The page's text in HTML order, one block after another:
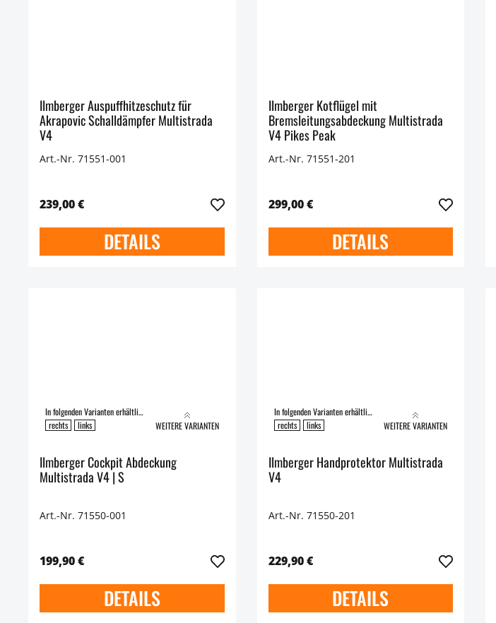
Ilmberger Auspuffhitzeschutz für
Akrapovic Schalldämpfer Multistrada
V4
Art.-Nr. 71551-001
239,00 €
DETAILS
Ilmberger Kotflügel mit
Bremsleitungsabdeckung Multistrada
V4 Pikes Peak
Art.-Nr. 71551-201
299,00 €
DETAILS
In folgenden Varianten erhältlich:
rechts
links WEITERE VARIANTEN
Ilmberger Cockpit Abdeckung
Multistrada V4 | S
Art.-Nr. 71550-001
199,90 €
DETAILS
In folgenden Varianten erhältlich:
rechts
links WEITERE VARIANTEN
Ilmberger Handprotektor Multistrada
V4
Art.-Nr. 71550-201
229,90 €
DETAILS